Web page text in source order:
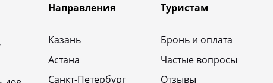
Направления
Казань
Астана
Санкт-Петербург
Туристам
Бронь и оплата
Частые вопросы
Отзывы